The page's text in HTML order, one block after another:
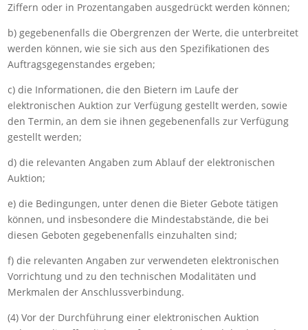
Ziffern oder in Prozentangaben ausgedrückt werden können;
b) gegebenenfalls die Obergrenzen der Werte, die unterbreitet
werden können, wie sie sich aus den Spezifikationen des
Auftragsgegenstandes ergeben;
c) die Informationen, die den Bietern im Laufe der
elektronischen Auktion zur Verfügung gestellt werden, sowie
den Termin, an dem sie ihnen gegebenenfalls zur Verfügung
gestellt werden;
d) die relevanten Angaben zum Ablauf der elektronischen
Auktion;
e) die Bedingungen, unter denen die Bieter Gebote tätigen
können, und insbesondere die Mindestabstände, die bei
diesen Geboten gegebenenfalls einzuhalten sind;
f) die relevanten Angaben zur verwendeten elektronischen
Vorrichtung und zu den technischen Modalitäten und
Merkmalen der Anschlussverbindung.
(4) Vor der Durchführung einer elektronischen Auktion